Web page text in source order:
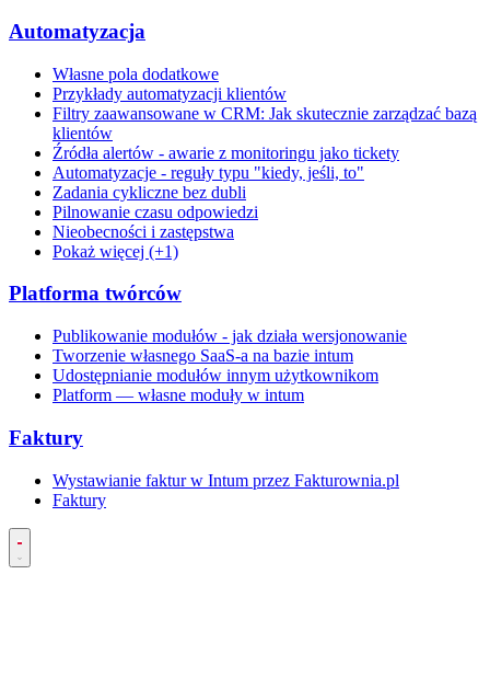
Automatyzacja
Własne pola dodatkowe
Przykłady automatyzacji klientów
Filtry zaawansowane w CRM: Jak skutecznie zarządzać bazą
klientów
Źródła alertów - awarie z monitoringu jako tickety
Automatyzacje - reguły typu "kiedy, jeśli, to"
Zadania cykliczne bez dubli
Pilnowanie czasu odpowiedzi
Nieobecności i zastępstwa
Pokaż więcej (+1)
Platforma twórców
Publikowanie modułów - jak działa wersjonowanie
Tworzenie własnego SaaS-a na bazie intum
Udostępnianie modułów innym użytkownikom
Platform — własne moduły w intum
Faktury
Wystawianie faktur w Intum przez Fakturownia.pl
Faktury